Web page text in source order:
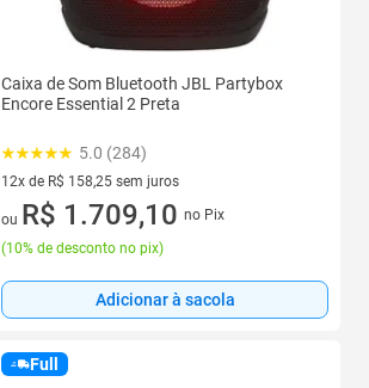
Caixa de Som Bluetooth JBL Partybox
Encore Essential 2 Preta
5.0 (284)
12x de R$ 158,25 sem juros
12 vez de R$ 158,25 sem juros
ou R$ 1.709,10 no Pix
(10% de desconto no pix)
Adicionar à sacola
Full